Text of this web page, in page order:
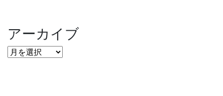
アーカイブ
ア